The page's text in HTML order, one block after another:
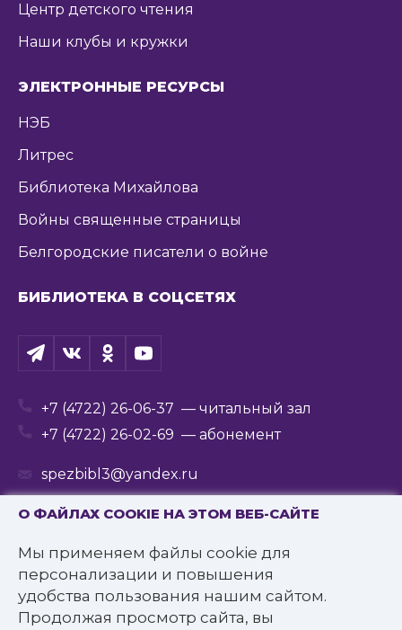
О ФАЙЛАХ COOKIE НА ЭТОМ ВЕБ-САЙТЕ
Мы применяем файлы cookie для
персонализации и повышения
удобства пользования нашим сайтом.
Продолжая просмотр сайта, вы
Центр детского чтения
Наши клубы и кружки
ЭЛЕКТРОННЫЕ РЕСУРСЫ
НЭБ
Литрес
Библиотека Михайлова
Войны священные страницы
Белгородские писатели о войне
БИБЛИОТЕКА В СОЦСЕТЯХ
+7 (4722) 26-06-37 — читальный зал
+7 (4722) 26-02-69 — абонемент
spezbibl3@yandex.ru
© 2016—2022 Государственное бюджетное
учреждение культуры
«Белгородская государственная специальная